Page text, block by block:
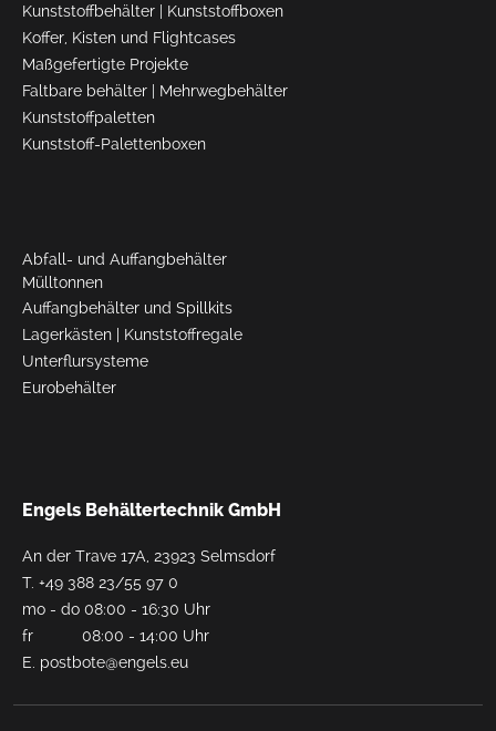
Kunststoffbehälter | Kunststoffboxen
Koffer, Kisten und Flightcases
Maßgefertigte Projekte
Faltbare behälter | Mehrwegbehälter
Kunststoffpaletten
Kunststoff-Palettenboxen
Abfall- und Auffangbehälter
Mülltonnen
Auffangbehälter und Spillkits
Lagerkästen | Kunststoffregale
Unterflursysteme
Eurobehälter
Engels Behältertechnik GmbH
An der Trave 17A, 23923 Selmsdorf
T. +49 388 23/55 97 0
mo - do 08:00 - 16:30 Uhr
fr 08:00 - 14:00 Uhr
E. postbote@engels.eu